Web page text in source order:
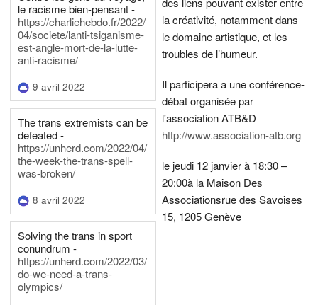
le racisme bien-pensant -
https://charliehebdo.fr/2022/
04/societe/lanti-tsiganisme-
est-angle-mort-de-la-lutte-
anti-racisme/
9 avril 2022
The trans extremists can be
defeated -
https://unherd.com/2022/04/
the-week-the-trans-spell-
was-broken/
8 avril 2022
Solving the trans in sport
conundrum -
https://unherd.com/2022/03/
do-we-need-a-trans-
olympics/
la créativité, notamment dans
le domaine artistique, et les
troubles de l’humeur.
Il participera a une conférence-
débat organisée par
l'association ATB&D
http://www.association-atb.org
le jeudi 12 janvier à 18:30 –
20:00à la Maison Des
Associationsrue des Savoises
15, 1205 Genève